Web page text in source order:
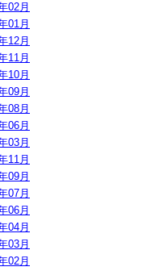
02月
01月
12月
11月
10月
09月
08月
06月
03月
11月
09月
07月
06月
04月
03月
02月